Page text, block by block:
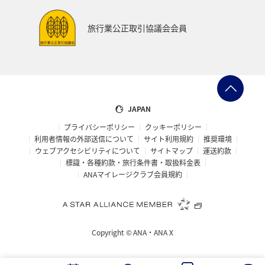
旅行業公正取引協議会会員
JAPAN
プライバシーポリシー
クッキーポリシー
利用者情報の外部送信について
サイト利用規約
推奨環境
ウェブアクセシビリティについて
サイトマップ
運送約款
標識・各種約款・旅行条件書・取扱料金表
ANAマイレージクラブ会員規約
Copyright ©ANA・ANA X